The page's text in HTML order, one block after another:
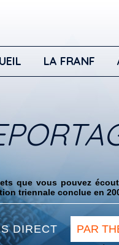
LA FRANF
que vous pouvez
triennale conclue en
DIRECT PAR